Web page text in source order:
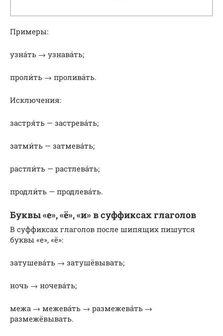
Примеры:
узна́ть → узнава́ть;
проли́ть → пролива́ть.
Исключения:
застря́ть — застрева́ть;
затми́ть — затмева́ть;
растли́ть — растлева́ть;
продли́ть — продлева́ть.
Буквы «е», «ё», «и» в суффиксах глаголов
В суффиксах глаголов после шипящих пишутся
буквы «е», «ё»:
затушева́ть → затушёвывать;
ночь → ночева́ть;
межа → межева́ть → размежева́ть →
размежёвывать.